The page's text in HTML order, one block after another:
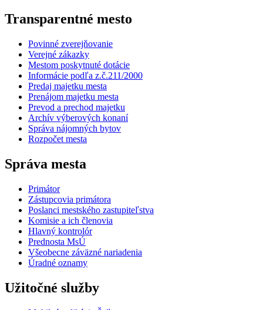
Transparentné mesto
Povinné zverejňovanie
Verejné zákazky
Mestom poskytnuté dotácie
Informácie podľa z.č.211/2000
Predaj majetku mesta
Prenájom majetku mesta
Prevod a prechod majetku
Archív výberových konaní
Správa nájomných bytov
Rozpočet mesta
Správa mesta
Primátor
Zástupcovia primátora
Poslanci mestského zastupiteľstva
Komisie a ich členovia
Hlavný kontrolór
Prednosta MsÚ
Všeobecne záväzné nariadenia
Úradné oznamy
Užitočné služby